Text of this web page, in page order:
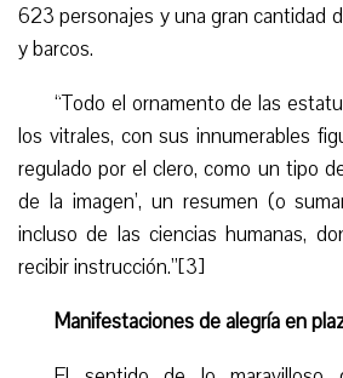
623 personajes y una gran cantidad
y barcos.
“Todo el ornamento de las
los vitrales, con sus innumerables
regulado por el clero, como un tipo
de la imagen’, un resumen (o
incluso de las ciencias humanas,
recibir instrucción.”[3]
Manifestaciones de alegría en